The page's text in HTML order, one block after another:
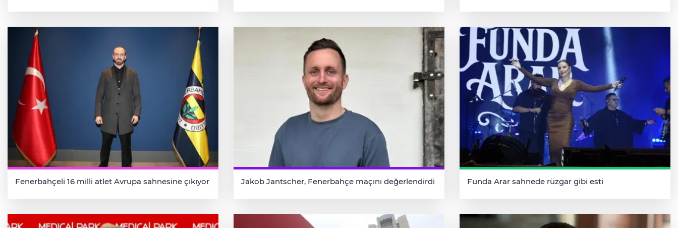
Fenerbahçeli 16 milli atlet Avrupa sahnesine çıkıyor Jakob Jantscher, Fenerbahçe maçını değerlendirdi Funda Arar sahnede rüzgar gibi esti